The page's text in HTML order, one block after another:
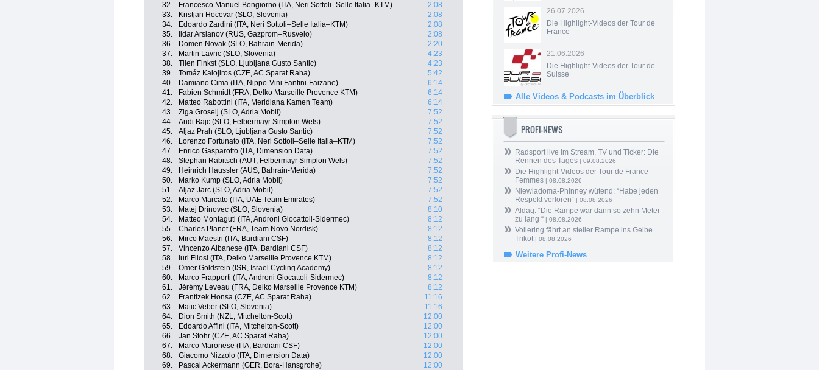
32.
Francesco Manuel Bongiorno (ITA, Neri Sottoli–Selle Italia–KTM)
2:08
33.
Kristjan Hocevar (SLO, Slovenia)
2:08
34.
Edoardo Zardini (ITA, Neri Sottoli–Selle Italia–KTM)
2:08
35.
Ildar Arslanov (RUS, Gazprom–Rusvelo)
2:08
36.
Domen Novak (SLO, Bahrain-Merida)
2:20
37.
Martin Lavric (SLO, Slovenia)
4:23
38.
Tilen Finkst (SLO, Ljubljana Gusto Santic)
4:23
39.
Tomáz Kalojiros (CZE, AC Sparat Raha)
5:42
40.
Damiano Cima (ITA, Nippo-Vini Fantini-Faizane)
6:14
41.
Fabien Schmidt (FRA, Delko Marseille Provence KTM)
6:14
42.
Matteo Rabottini (ITA, Meridiana Kamen Team)
6:14
43.
Ziga Groselj (SLO, Adria Mobil)
7:52
44.
Andi Bajc (SLO, Felbermayr Simplon Wels)
7:52
45.
Aljaz Prah (SLO, Ljubljana Gusto Santic)
7:52
46.
Lorenzo Fortunato (ITA, Neri Sottoli–Selle Italia–KTM)
7:52
47.
Enrico Gasparotto (ITA, Dimension Data)
7:52
48.
Stephan Rabitsch (AUT, Felbermayr Simplon Wels)
7:52
49.
Heinrich Haussler (AUS, Bahrain-Merida)
7:52
50.
Marko Kump (SLO, Adria Mobil)
7:52
51.
Aljaz Jarc (SLO, Adria Mobil)
7:52
52.
Marco Marcato (ITA, UAE Team Emirates)
7:52
53.
Matej Drinovec (SLO, Slovenia)
8:10
54.
Matteo Montaguti (ITA, Androni Giocattoli-Sidermec)
8:12
55.
Charles Planet (FRA, Team Novo Nordisk)
8:12
56.
Mirco Maestri (ITA, Bardiani CSF)
8:12
57.
Vincenzo Albanese (ITA, Bardiani CSF)
8:12
58.
Iuri Filosi (ITA, Delko Marseille Provence KTM)
8:12
59.
Omer Goldstein (ISR, Israel Cycling Academy)
8:12
60.
Marco Frapporti (ITA, Androni Giocattoli-Sidermec)
8:12
61.
Jérémy Leveau (FRA, Delko Marseille Provence KTM)
8:12
62.
Frantizek Honsa (CZE, AC Sparat Raha)
11:16
63.
Matic Veber (SLO, Slovenia)
11:16
64.
Dion Smith (NZL, Mitchelton-Scott)
12:00
65.
Edoardo Affini (ITA, Mitchelton-Scott)
12:00
66.
Jan Stohr (CZE, AC Sparat Raha)
12:00
67.
Marco Maronese (ITA, Bardiani CSF)
12:00
68.
Giacomo Nizzolo (ITA, Dimension Data)
12:00
69.
Pascal Ackermann (GER, Bora-Hansgrohe)
12:00
26.07.2026
Die Highlight-Videos der Tour de
France
21.06.2026
Die Highlight-Videos der Tour de
Suisse
Alle Videos & Podcasts im Überblick
PROFI-NEWS
Radsport live im Stream, TV und Ticker: Die
Rennen des Tages | 09.08.2026
Die Highlight-Videos der Tour de France
Femmes | 08.08.2026
Niewiadoma-Phinney wütend: “Habe jeden
Respekt verloren“ | 08.08.2026
Aldag: “Die Rampe war dann so zehn Meter
zu lang “ | 08.08.2026
Vollering fährt an steiler Rampe ins Gelbe
Trikot| 08.08.2026
Weitere Profi-News